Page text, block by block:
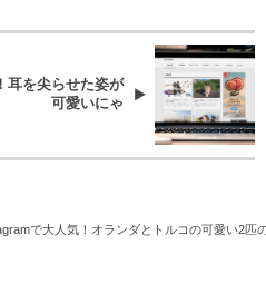
耳を尖らせた姿が
可愛いにゃ
で大人気！オランダとトルコの可愛い2匹